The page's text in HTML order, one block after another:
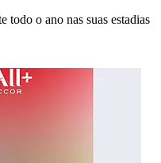
todo o ano nas suas estadias